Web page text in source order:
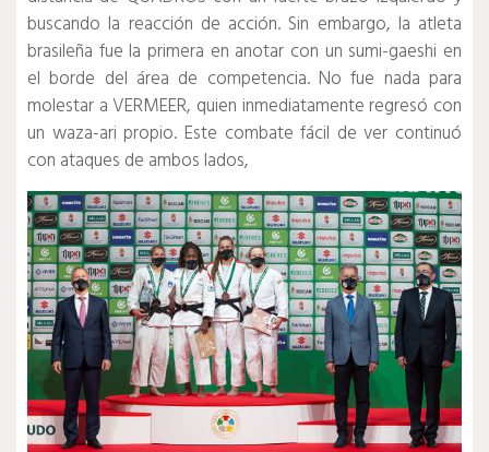
buscando la reacción de acción. Sin embargo, la atleta
brasileña fue la primera en anotar con un sumi-gaeshi en
el borde del área de competencia. No fue nada para
molestar a VERMEER, quien inmediatamente regresó con
un waza-ari propio. Este combate fácil de ver continuó
con ataques de ambos lados,